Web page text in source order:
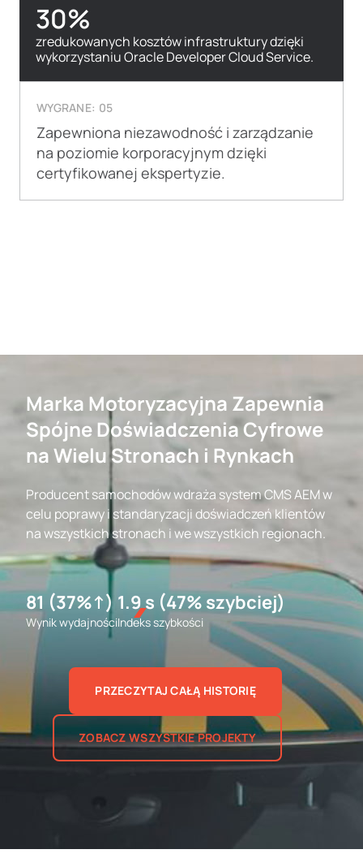
30%
zredukowanych kosztów infrastruktury dzięki
wykorzystaniu Oracle Developer Cloud Service.
WYGRANE: 05
Zapewniona niezawodność i zarządzanie
na poziomie korporacyjnym dzięki
certyfikowanej ekspertyzie.
Marka Motoryzacyjna Zapewnia
Spójne Doświadczenia Cyfrowe
na Wielu Stronach i Rynkach
Producent samochodów wdraża system CMS AEM w
celu poprawy i standaryzacji doświadczeń klientów
na wszystkich stronach i we wszystkich regionach.
81 (37%↑)
Wynik wydajności
1.9 s (47% szybciej)
Indeks szybkości
PRZECZYTAJ CAŁĄ HISTORIĘ
ZOBACZ WSZYSTKIE PROJEKTY